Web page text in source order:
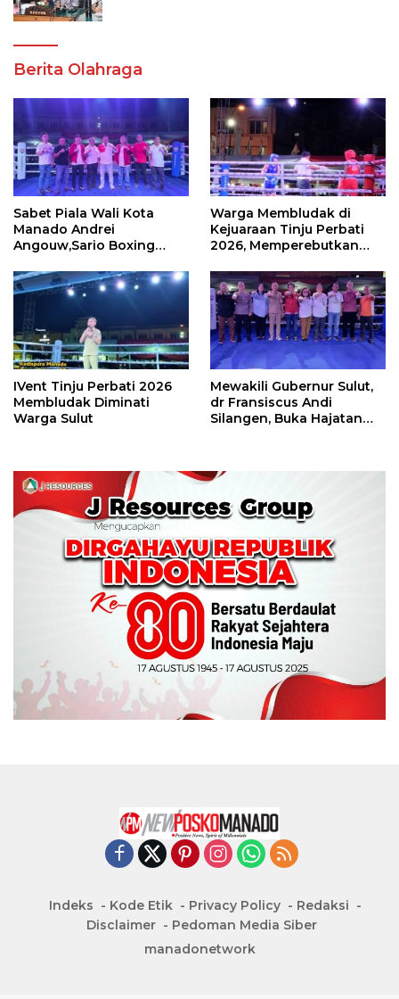
Berita Olahraga
Sabet Piala Wali Kota
Manado Andrei
Angouw,Sario Boxing
Perbati 2026
Warga Membludak di
Kejuaraan Tinju Perbati
2026, Memperebutkan
IVent Tinju Perbati 2026
Membludak Diminati
Warga Sulut
Mewakili Gubernur Sulut,
dr Fransiscus Andi
Silangen, Buka Hajatan
Indeks Kode Etik Privacy Policy
Redaksi
Disclaimer
Pedoman Media Siber
manadonetwork